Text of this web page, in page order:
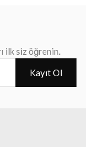
ilk siz öğrenin.
Kayıt Ol